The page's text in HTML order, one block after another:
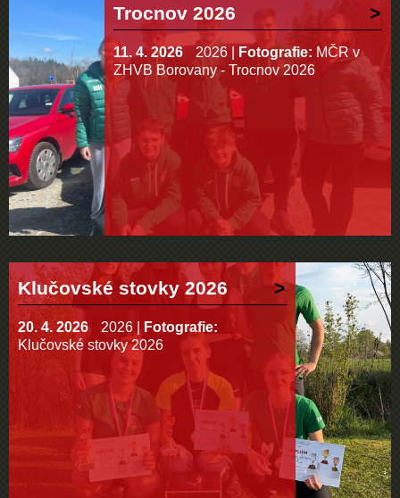
Trocnov 2026
11. 4. 2026 2026 Fotografie: MČR v
ZHVB Borovany - Trocnov 2026
Klučovské stovky 2026
20. 4. 2026 2026
Fotografie:
Klučovské stovky 2026